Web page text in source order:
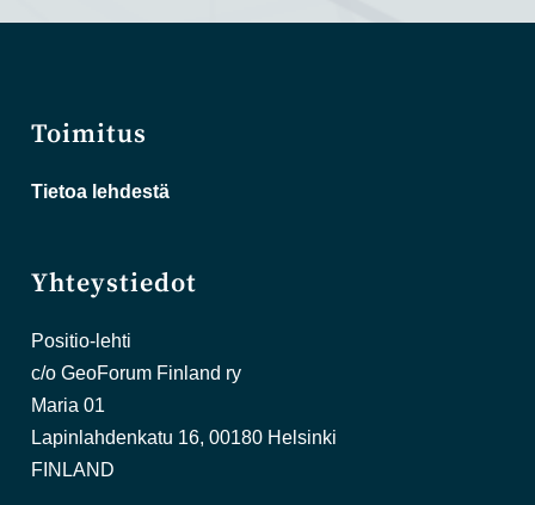
Toimitus
Tietoa lehdestä
Yhteystiedot
Positio-lehti
c/o GeoForum Finland ry
Maria 01
Lapinlahdenkatu 16, 00180 Helsinki
FINLAND